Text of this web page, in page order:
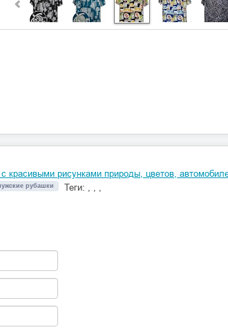
красивыми рисунками природы, цветов,
Теги: , , ,
рубашки